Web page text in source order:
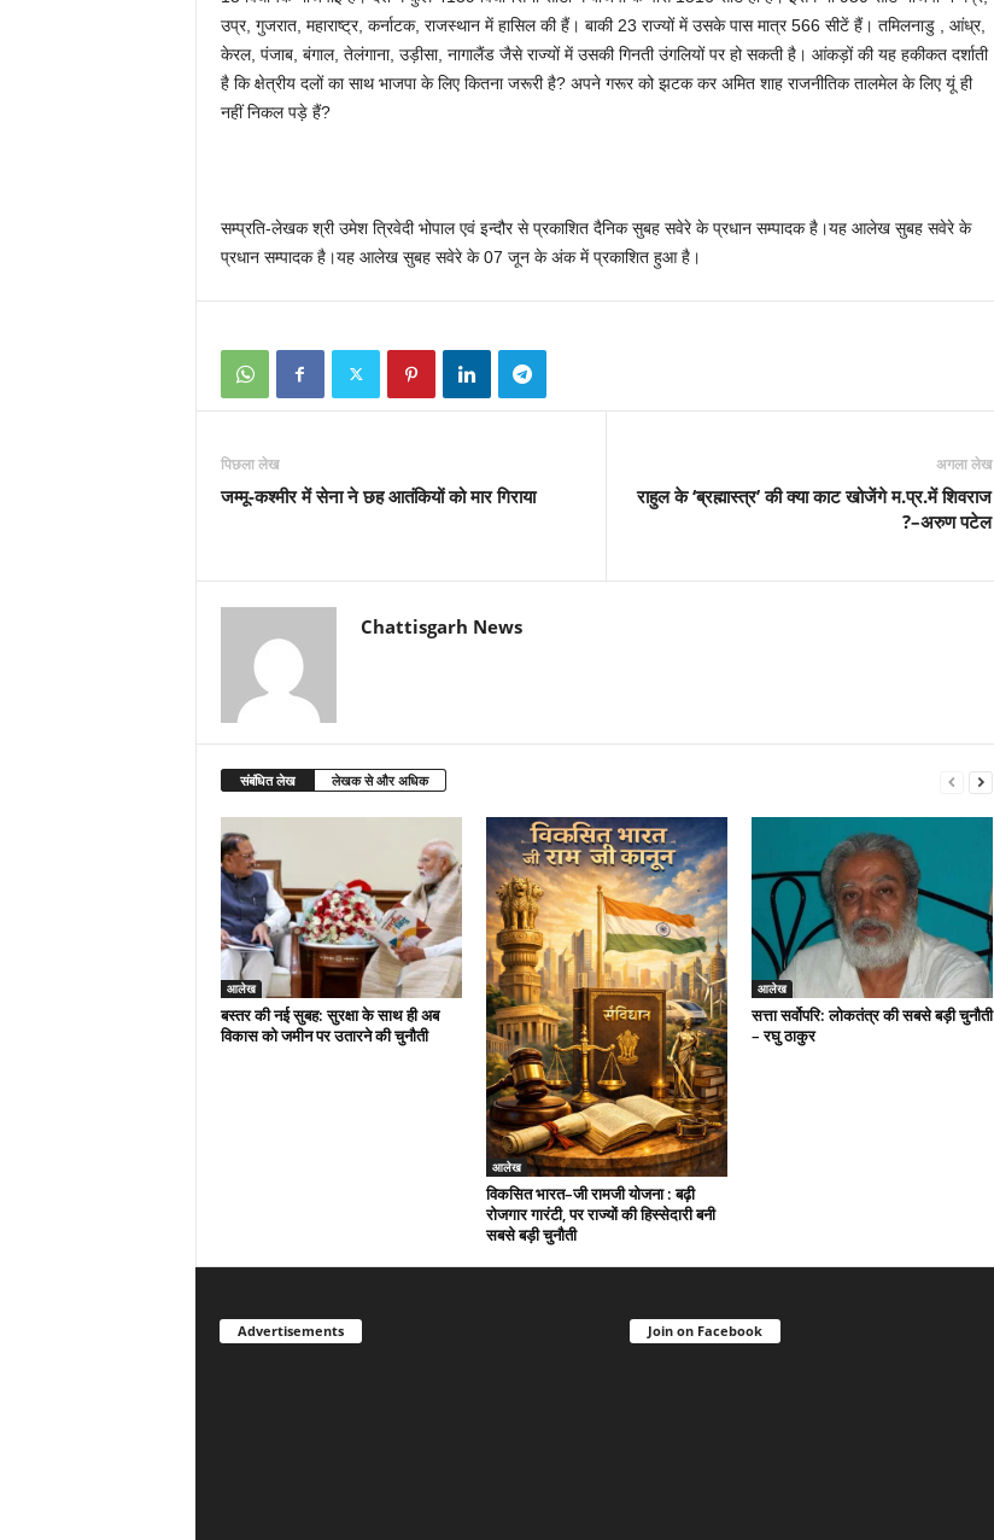
उप्र, गुजरात, महाराष्ट्र, कर्नाटक, राजस्थान में हासिल की हैं। बाकी 23 राज्यों में उसके पास मात्र 566 सीटें हैं। तमिलनाडु , आंध्र,
केरल, पंजाब, बंगाल, तेलंगाना, उड़ीसा, नागालैंड जैसे राज्यों में उसकी गिनती उंगलियों पर हो सकती है। आंकड़ों की यह हकीकत दर्शाती
है कि क्षेत्रीय दलों का साथ भाजपा के लिए कितना जरूरी है? अपने गरूर को झटक कर अमित शाह राजनीतिक तालमेल के लिए यूं ही
नहीं निकल पड़े हैं?
सम्प्रति-लेखक श्री उमेश त्रिवेदी भोपाल एवं इन्दौर से प्रकाशित दैनिक सुबह सवेरे के प्रधान सम्पादक है।यह आलेख सुबह सवेरे के
प्रधान सम्पादक है।यह आलेख सुबह सवेरे के 07 जून के अंक में प्रकाशित हुआ है।
पिछला लेख
जम्मू-कश्मीर में सेना ने छह आतंकियों को मार गिराया
अगला लेख
राहुल के ‘ब्रह्मास्त्र’ की क्या काट खोजेंगे म.प्र.में शिवराज
?–अरुण पटेल
Chattisgarh News
संबंधित लेख लेखक से और अधिक
आलेख
बस्तर की नई सुबह: सुरक्षा के साथ ही अब
विकास को जमीन पर उतारने की चुनौती
आलेख
विकसित भारत–जी रामजी योजना : बढ़ी
रोजगार गारंटी, पर राज्यों की हिस्सेदारी बनी
सबसे बड़ी चुनौती
आलेख
सत्ता सर्वोपरि: लोकतंत्र की सबसे बड़ी चुनौती
– रघु ठाकुर
Advertisements Join on Facebook